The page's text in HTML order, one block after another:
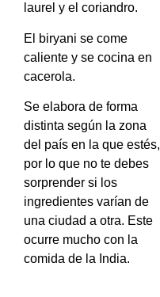
laurel y el coriandro.
El biryani se come
caliente y se cocina en
cacerola.
Se elabora de forma
distinta según la zona
del país en la que estés,
por lo que no te debes
sorprender si los
ingredientes varían de
una ciudad a otra. Este
ocurre mucho con la
comida de la India.